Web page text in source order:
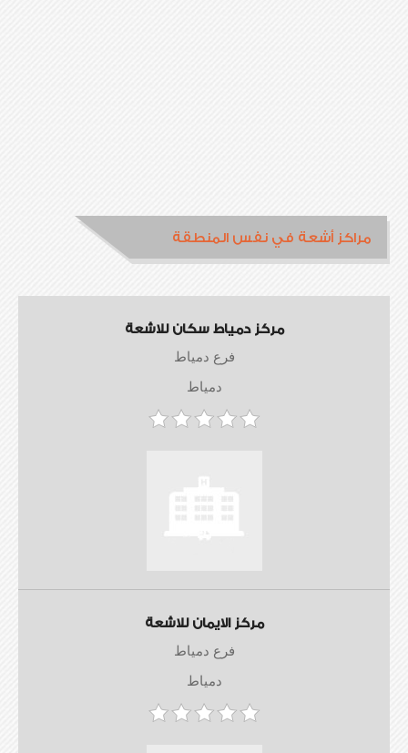
مراكز أشعة في نفس المنطقة
مركز دمياط سكان للاشعة
فرع دمياط
دمياط
مركز الايمان للاشعة
فرع دمياط
دمياط